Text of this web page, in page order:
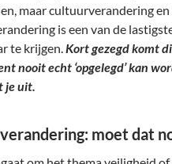
maar cultuurverandering
is een van de
te krijgen.Kort gezegd komt
nooit echt ‘opgelegd’ kan
je uit.
moet dat